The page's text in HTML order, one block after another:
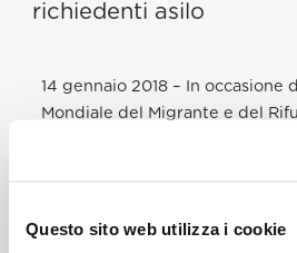
Questo sito web utilizza i cookie
richiedenti asilo
14 gennaio 2018 – In occasione
Mondiale del Migrante e del
Francesco ha voluto celebrare
Basilica di San Pietro con